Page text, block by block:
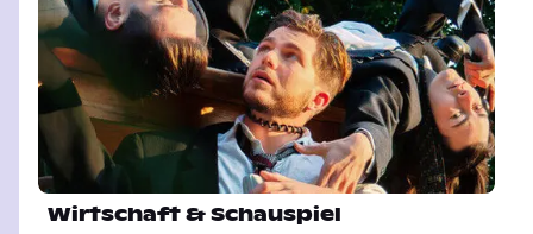
Wirtschaft & Schauspiel